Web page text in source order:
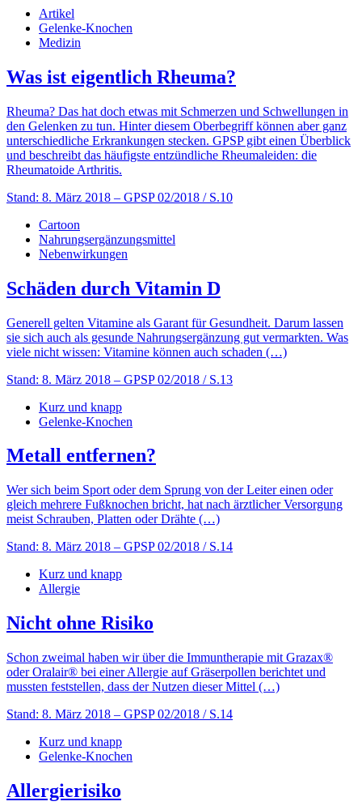
Artikel
Gelenke-Knochen
Medizin
Was ist eigentlich Rheuma?
Rheuma? Das hat doch etwas mit Schmerzen und Schwellungen in
den Gelenken zu tun. Hinter diesem Oberbegriff können aber ganz
unterschiedliche Erkrankungen stecken. GPSP gibt einen Überblick
und beschreibt das häufigste entzündliche Rheumaleiden: die
Rheumatoide Arthritis.
Stand: 8. März 2018 – GPSP 02/2018 / S.10
Cartoon
Nahrungsergänzungsmittel
Nebenwirkungen
Schäden durch Vitamin D
Generell gelten Vitamine als Garant für Gesundheit. Darum lassen
sie sich auch als gesunde Nahrungsergänzung gut vermarkten. Was
viele nicht wissen: Vitamine können auch schaden (…)
Stand: 8. März 2018 – GPSP 02/2018 / S.13
Kurz und knapp
Gelenke-Knochen
Metall entfernen?
Wer sich beim Sport oder dem Sprung von der Leiter einen oder
gleich mehrere Fußknochen bricht, hat nach ärztlicher Versorgung
meist Schrauben, Platten oder Drähte (…)
Stand: 8. März 2018 – GPSP 02/2018 / S.14
Kurz und knapp
Allergie
Nicht ohne Risiko
Schon zweimal haben wir über die Immuntherapie mit Grazax®
oder Oralair® bei einer Allergie auf Gräserpollen berichtet und
mussten feststellen, dass der Nutzen dieser Mittel (…)
Stand: 8. März 2018 – GPSP 02/2018 / S.14
Kurz und knapp
Gelenke-Knochen
Allergierisiko